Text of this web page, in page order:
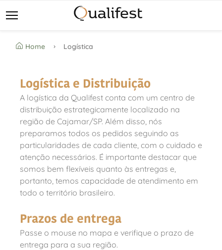
Home Logística
Logística e Distribuição
A logística da Qualifest conta com um centro de
distribuição estrategicamente localizado na
região de Cajamar/SP. Além disso, nós
preparamos todos os pedidos seguindo as
particularidades de cada cliente, com o cuidado e
atenção necessários. É importante destacar que
somos bem flexíveis quanto às entregas e,
portanto, temos capacidade de atendimento em
todo o território brasileiro.
Prazos de entrega
Passe o mouse no mapa e verifique o prazo de
entrega para a sua região.